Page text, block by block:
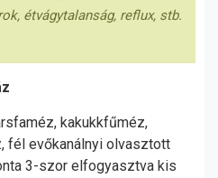
étvágytalanság, reflux, stb.
kakukkfűméz,
fél evőkanálnyi olvasztott
3-szor elfogyasztva kis